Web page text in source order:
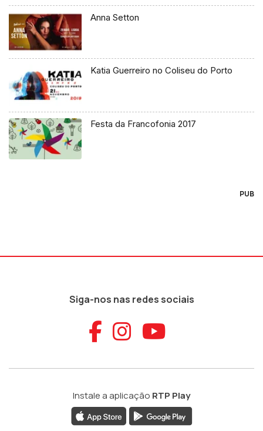
Anna Setton
Katia Guerreiro no Coliseu do Porto
Festa da Francofonia 2017
PUB
Siga-nos nas redes sociais
Aceder ao
Aceder ao
Aceder
Instale a aplicação RTP Play